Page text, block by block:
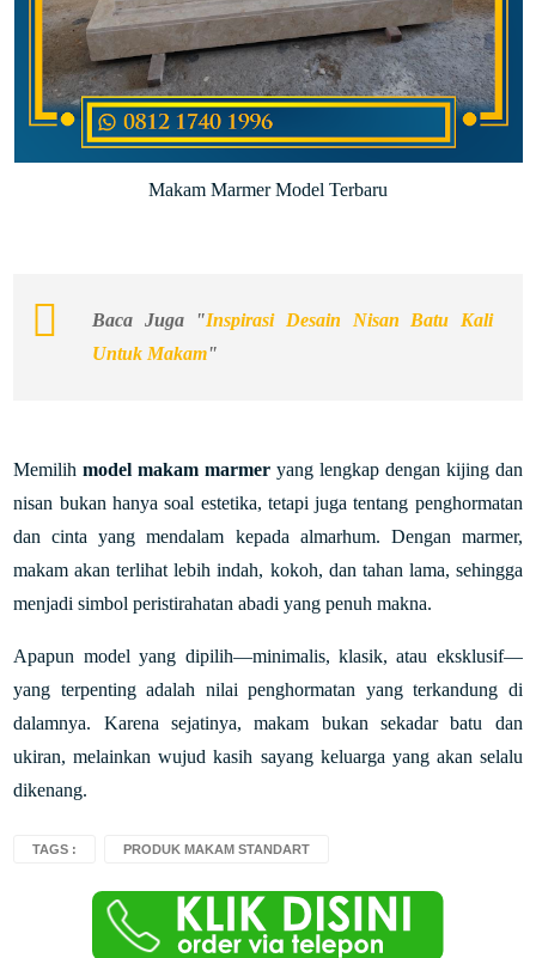
Makam Marmer Model Terbaru
Baca Juga "Inspirasi Desain Nisan Batu Kali
Untuk Makam"
Memilihmodel makam marmer yang lengkap dengan kijing dan
nisan bukan hanya soal estetika, tetapi juga tentang penghormatan
dan cinta yang mendalam kepada almarhum. Dengan marmer,
makam akan terlihat lebih indah, kokoh, dan tahan lama, sehingga
menjadi simbol peristirahatan abadi yang penuh makna.
Apapun model yang dipilih—minimalis, klasik, atau eksklusif—
yang terpenting adalah nilai penghormatan yang terkandung di
dalamnya. Karena sejatinya, makam bukan sekadar batu dan
ukiran, melainkan wujud kasih sayang keluarga yang akan selalu
dikenang.
TAGS : PRODUK MAKAM STANDART